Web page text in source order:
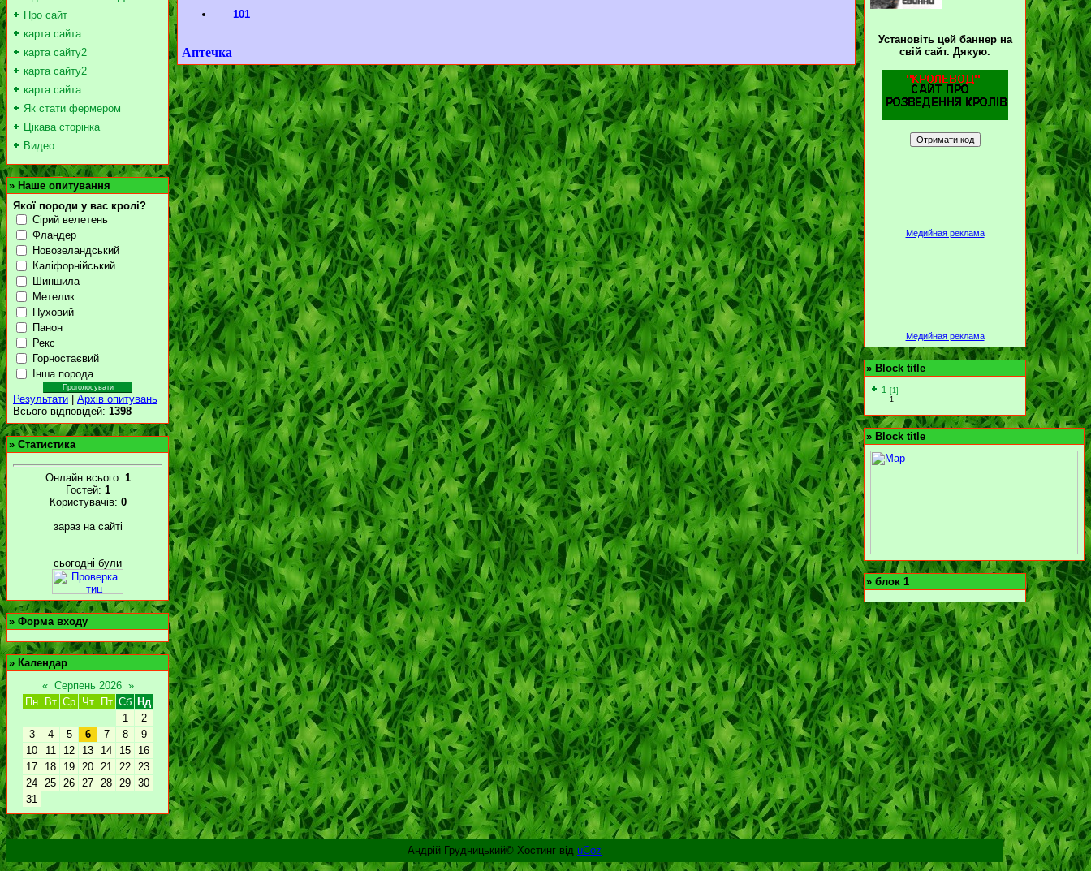
Про сайт
карта сайта
карта сайту2
карта сайту2
карта сайта
Як стати фермером
Цікава сторінка
Видео
» Наше опитування
Якої породи у вас кролі?
Сірий велетень
Фландер
Новозеландський
Каліфорнійський
Шиншила
Метелик
Пуховий
Панон
Рекс
Горностаєвий
Інша порода
Результати
Архів опитувань
Всього відповідей: 1398
» Статистика
Онлайн всього: 1
Гостей: 1
Користувачів: 0
зараз на сайті
сьогодні були
» Форма входу
» Календар
« Серпень 2026 »
Пн
Вт Ср Чт Пт Сб Нд
1
2
3
4 5 6 7 8
9
10
11 12 13 14 15
16
17
18 19 20 21 22 23
24 25 26 27 28 29 30
31
101
Аптечка
Установіть цей баннер на
свій сайт. Дякую.
Медийная реклама
Медийная реклама
» Block title
1
[1]
1
» Block title
» блок 1
Андрій Грудницький© Хостинг від uCoz